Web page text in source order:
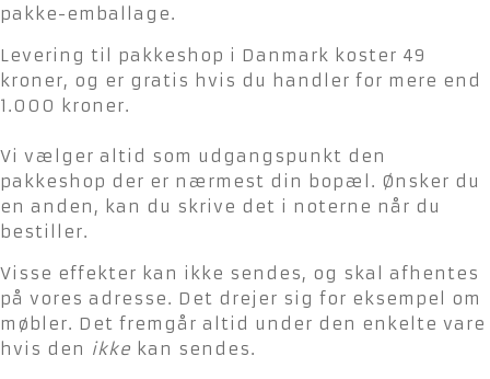
pakke-emballage.
Levering til pakkeshop i Danmark koster 49
kroner, og er gratis hvis du handler for mere end
1.000 kroner.
Vi vælger altid som udgangspunkt den
pakkeshop der er nærmest din bopæl. Ønsker du
en anden, kan du skrive det i noterne når du
bestiller.
Visse effekter kan ikke sendes, og skal afhentes
på vores adresse. Det drejer sig for eksempel om
møbler. Det fremgår altid under den enkelte vare
hvis den ikke kan sendes.